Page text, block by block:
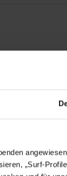
„Surf-